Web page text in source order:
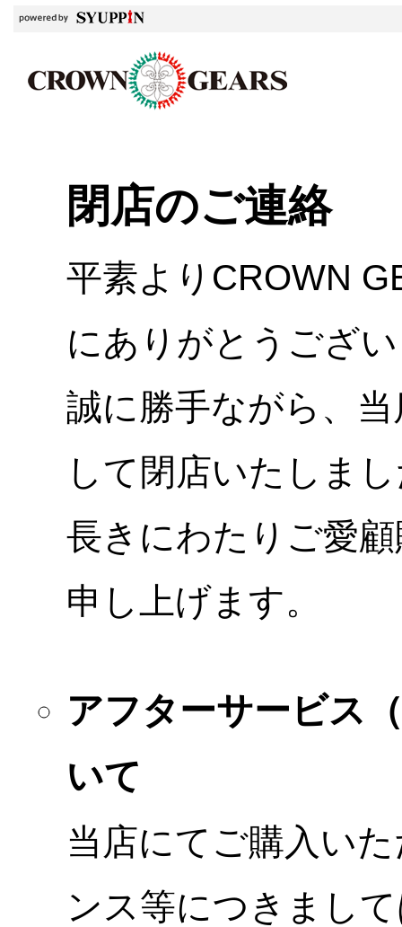
閉店のご連絡
平素よりCROWN
にありがとうござ
誠に勝手ながら、
して閉店いたしま
長きにわたりご愛
申し上げます。
アフターサービス
いて
当店にてご購入い
ンス等につきまし